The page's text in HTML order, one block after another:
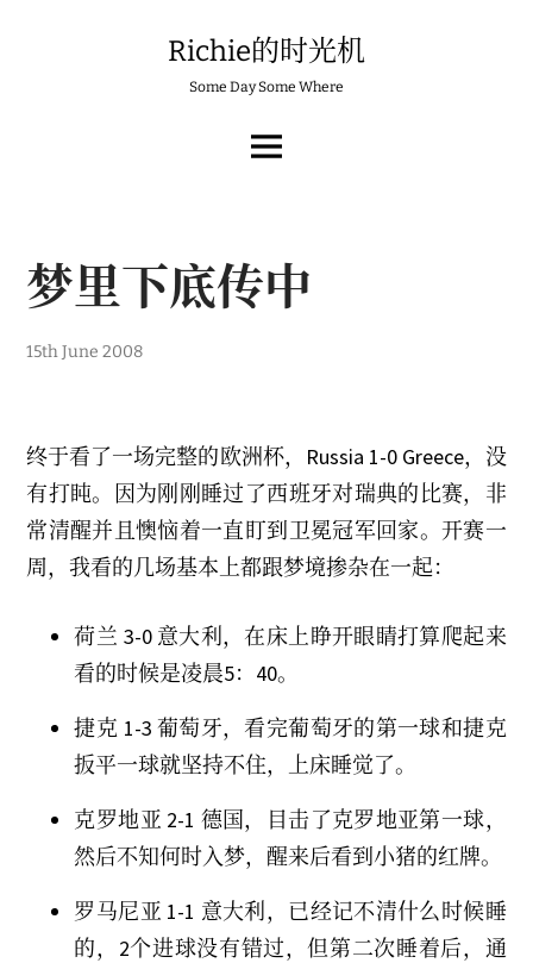
Richie的时光机
Some Day Some Where
MENU
梦里下底传中
1
n
u
a
r
y
2
0
1
15th June 2008
终于看了一场完整的欧洲杯，Russia 1-0 Greece，没
有打盹。因为刚刚睡过了西班牙对瑞典的比赛，非
常清醒并且懊恼着一直盯到卫冕冠军回家。开赛一
周，我看的几场基本上都跟梦境掺杂在一起：
荷兰 3-0 意大利，在床上睁开眼睛打算爬起来
看的时候是凌晨5：40。
捷克 1-3 葡萄牙，看完葡萄牙的第一球和捷克
扳平一球就坚持不住，上床睡觉了。
克罗地亚 2-1 德国，目击了克罗地亚第一球，
然后不知何时入梦，醒来后看到小猪的红牌。
罗马尼亚 1-1 意大利，已经记不清什么时候睡
的，2个进球没有错过，但第二次睡着后，通